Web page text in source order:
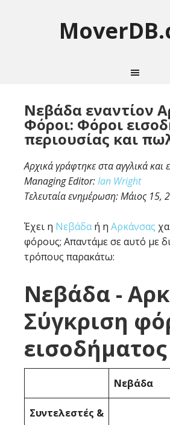
Νεβάδα εναντίον
Φόροι: Φόροι
περιουσίας και
Αρχικά γράφτηκε στα αγγλικά και
Managing Editor:Ian Wright
Τελευταία ενημέρωση:Μάιος 15,
Έχει η Νεβάδαή η Αρκάνσας
φόρους; Απαντάμε σε αυτό με
τρόπους παρακάτω:
Νεβάδα -
Σύγκριση
εισοδήματος
Νεβάδα
Συντελεστές &